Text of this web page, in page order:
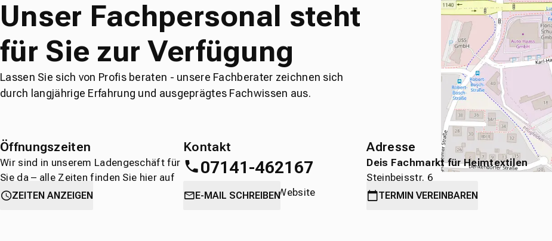
Unser Fachpersonal steht
für Sie zur Verfügung
Lassen Sie sich von Profis beraten - unsere Fachberater zeichnen sich
durch langjährige Erfahrung und ausgeprägtes Fachwissen aus.
Öffnungszeiten
Wir sind in unserem Ladengeschäft für
Sie da – alle Zeiten finden Sie hier auf
einen Blick.
ZEITEN ANZEIGEN
Kontakt
07141-462167
oderdirekt über die Website
E-MAIL SCHREIBEN
Adresse
Deis Fachmarkt für Heimtextilen
Steinbeisstr. 6
71636 Ludwigsburg
TERMIN VEREINBAREN